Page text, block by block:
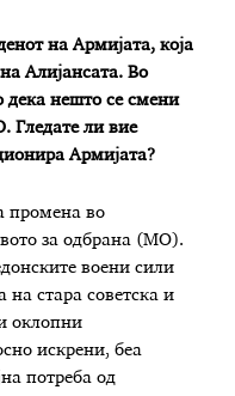
на Армијата, која
Алијансата. Во
дека нешто се смени
Гледате ли вие
Армијата?
промена во
за одбрана (МО).
воени сили
на стара советска и
оклопни
искрени, беа
потреба од